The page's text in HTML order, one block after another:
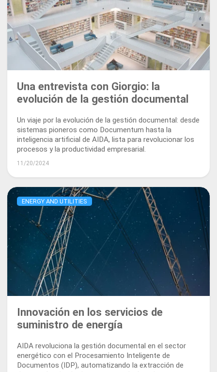
Una entrevista con Giorgio: la
evolución de la gestión documental
Un viaje por la evolución de la gestión documental: desde
sistemas pioneros como Documentum hasta la
inteligencia artificial de AIDA, lista para revolucionar los
procesos y la productividad empresarial.
11/20/2024
ENERGY AND UTILITIES
Innovación en los servicios de
suministro de energía
AIDA revoluciona la gestión documental en el sector
energético con el Procesamiento Inteligente de
Documentos (IDP), automatizando la extracción de